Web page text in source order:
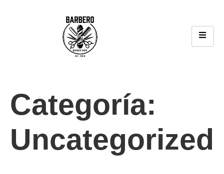
Categoría:
Uncategorized